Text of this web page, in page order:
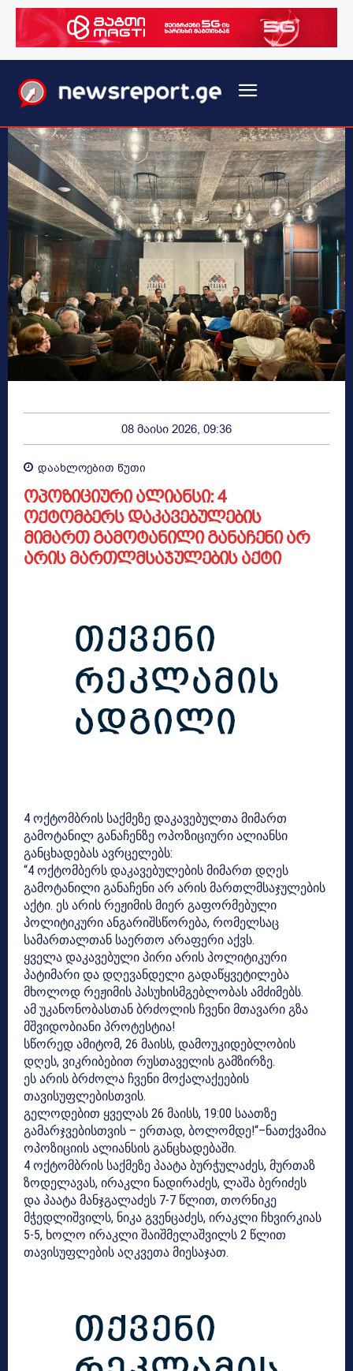
08 მაისი 2026, 09:36
დაახლოებით წუთი
ოპოზიციური ალიანსი: 4
ოქტომბერს დაკავებულების
მიმართ გამოტანილი განაჩენი არ
არის მართლმსაჯულების აქტი
4 ოქტომბრის საქმეზე დაკავებულთა მიმართ
გამოტანილ განაჩენზე ოპოზიციური ალიანსი
განცხადებას ავრცელებს:
“4 ოქტომბერს დაკავებულების მიმართ დღეს
გამოტანილი განაჩენი არ არის მართლმსაჯულების
აქტი. ეს არის რეჟიმის მიერ გაფორმებული
პოლიტიკური ანგარიშსწორება, რომელსაც
სამართალთან საერთო არაფერი აქვს.
ყველა დაკავებული პირი არის პოლიტიკური
პატიმარი და დღევანდელი გადაწყვეტილება
მხოლოდ რეჟიმის პასუხისმგებლობას ამძიმებს.
ამ უკანონობასთან ბრძოლის ჩვენი მთავარი გზა
მშვიდობიანი პროტესტია!
სწორედ ამიტომ, 26 მაისს, დამოუკიდებლობის
დღეს, ვიკრიბებით რუსთაველის გამზირზე.
ეს არის ბრძოლა ჩვენი მოქალაქეების
თავისუფლებისთვის.
გელოდებით ყველას 26 მაისს, 19:00 საათზე
გამარჯვებისთვის – ერთად, ბოლომდე!“–ნათქვამია
ოპოზიციის ალიანსის განცხადებაში.
4 ოქტომბრის საქმეზე პაატა ბურჭულაძეს, მურთაზ
ზოდელავას, ირაკლი ნადირაძეს, ლაშა ბერიძეს
და პაატა მანჯგალაძეს 7-7 წლით, თორნიკე
მჭედლიშვილს, ნიკა გვენცაძეს, ირაკლი ჩხვირკიას
5-5, ხოლო ირაკლი შაიშმელაშვილს 2 წლით
თავისუფლების აღკვეთა მიესაჯათ.